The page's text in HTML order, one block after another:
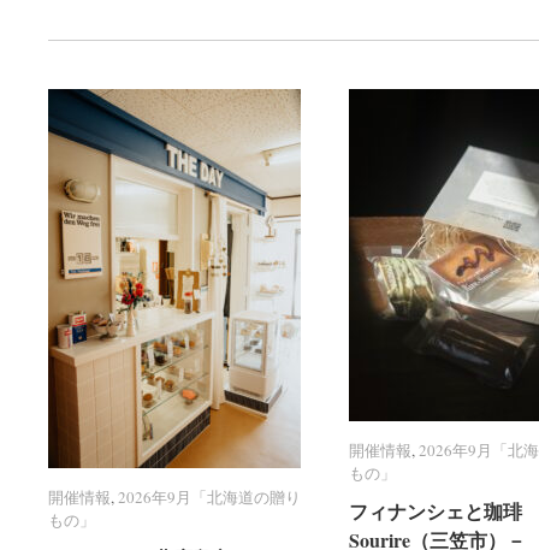
開催情報,2026年9月「北海道の贈り
もの」
開催情報 2026年9月「北海道の贈り
もの」
開催情報,2026年9月「北
もの」
フィナンシェと珈
Sourire（三笠市）－
開催情報 2026年9月「北
もの」
フィナンシェと珈
Sourire（三笠市）－